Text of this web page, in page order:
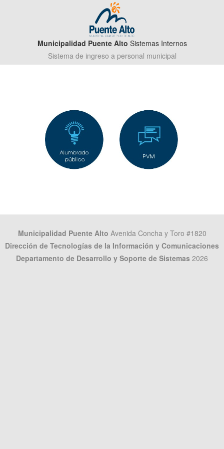
Municipalidad Puente Alto Sistemas Internos
Sistema de ingreso a personal municipal
Municipalidad Puente Alto Avenida Concha y Toro #1820
Dirección de Tecnologías de la Información y Comunicaciones
Departamento de Desarrollo y Soporte de Sistemas 2026